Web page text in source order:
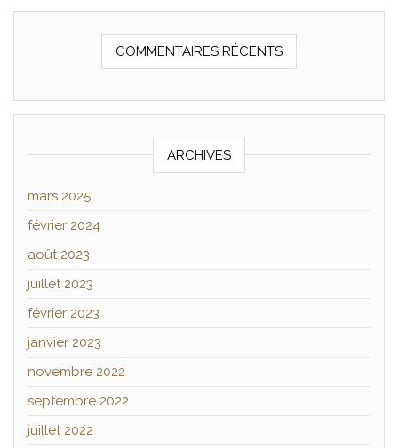
COMMENTAIRES RÉCENTS
ARCHIVES
mars 2025
février 2024
août 2023
juillet 2023
février 2023
janvier 2023
novembre 2022
septembre 2022
juillet 2022